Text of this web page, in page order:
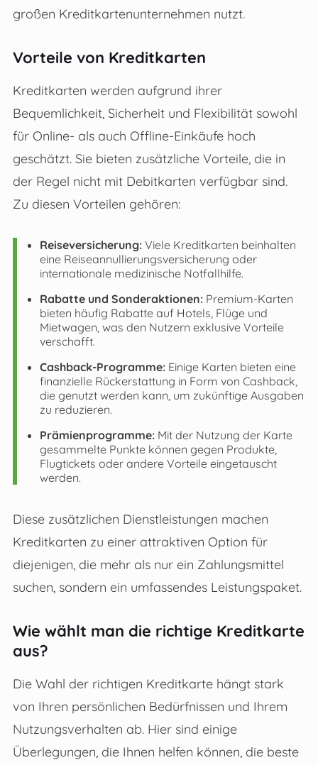
großen Kreditkartenunternehmen nutzt.
Vorteile von Kreditkarten
Kreditkarten werden aufgrund ihrer
Bequemlichkeit, Sicherheit und Flexibilität sowohl
für Online- als auch Offline-Einkäufe hoch
geschätzt. Sie bieten zusätzliche Vorteile, die in
der Regel nicht mit Debitkarten verfügbar sind.
Zu diesen Vorteilen gehören:
Reiseversicherung:Viele Kreditkarten beinhalten
eine Reiseannullierungsversicherung oder
internationale medizinische Notfallhilfe.
Rabatte und Sonderaktionen:Premium-Karten
bieten häufig Rabatte auf Hotels, Flüge und
Mietwagen, was den Nutzern exklusive Vorteile
verschafft.
Cashback-Programme:Einige Karten bieten eine
finanzielle Rückerstattung in Form von Cashback,
die genutzt werden kann, um zukünftige Ausgaben
zu reduzieren.
Prämienprogramme:Mit der Nutzung der Karte
gesammelte Punkte können gegen Produkte,
Flugtickets oder andere Vorteile eingetauscht
werden.
Diese zusätzlichen Dienstleistungen machen
Kreditkarten zu einer attraktiven Option für
diejenigen, die mehr als nur ein Zahlungsmittel
suchen, sondern ein umfassendes Leistungspaket.
Wie wählt man die richtige Kreditkarte
aus?
Die Wahl der richtigen Kreditkarte hängt stark
von Ihren persönlichen Bedürfnissen und Ihrem
Nutzungsverhalten ab. Hier sind einige
Überlegungen, die Ihnen helfen können, die beste